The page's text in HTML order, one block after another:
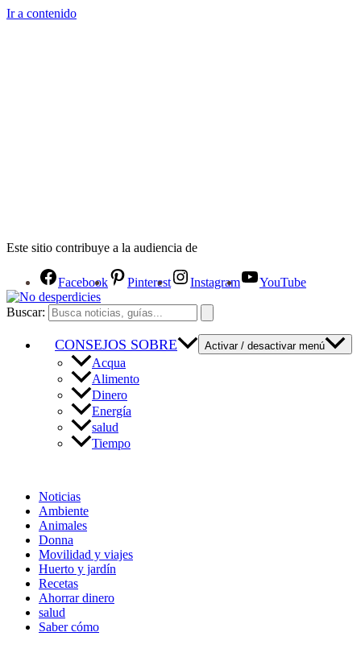
Ir a contenido
Este sitio contribuye a la audiencia de
Facebook Pinterest Instagram YouTube
Buscar:
CONSEJOS SOBRE Activar / desactivar menú
Acqua
Alimento
Dinero
Energía
salud
Tiempo
Noticias
Ambiente
Animales
Donna
Movilidad y viajes
Huerto y jardín
Recetas
Ahorrar dinero
salud
Saber cómo